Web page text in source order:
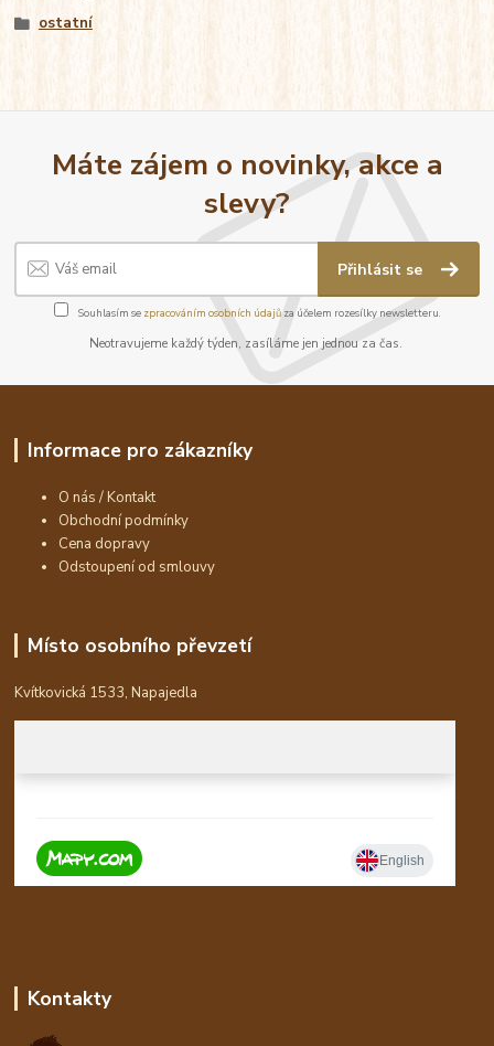
ostatní
Máte zájem o novinky, akce a
slevy?
Přihlásit se
Souhlasím se zpracováním osobních údajůza účelem rozesílky newsletteru.
Neotravujeme každý týden, zasíláme jen jednou za čas.
Informace pro zákazníky
O nás / Kontakt
Obchodní podmínky
Cena dopravy
Odstoupení od smlouvy
Místo osobního převzetí
Kvítkovická 1533, Napajedla
Kontakty